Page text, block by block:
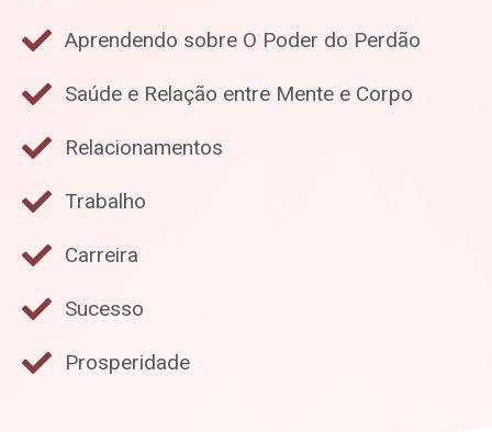
Aprendendo sobre O Poder do Perdão
Saúde e Relação entre Mente e Corpo
Relacionamentos
Trabalho
Carreira
Sucesso
Prosperidade